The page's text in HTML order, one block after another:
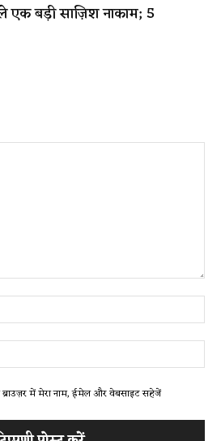
एक बड़ी साज़िश नाकाम; 5
ब्राउज़र में मेरा नाम, ईमेल और वेबसाइट सहेजें